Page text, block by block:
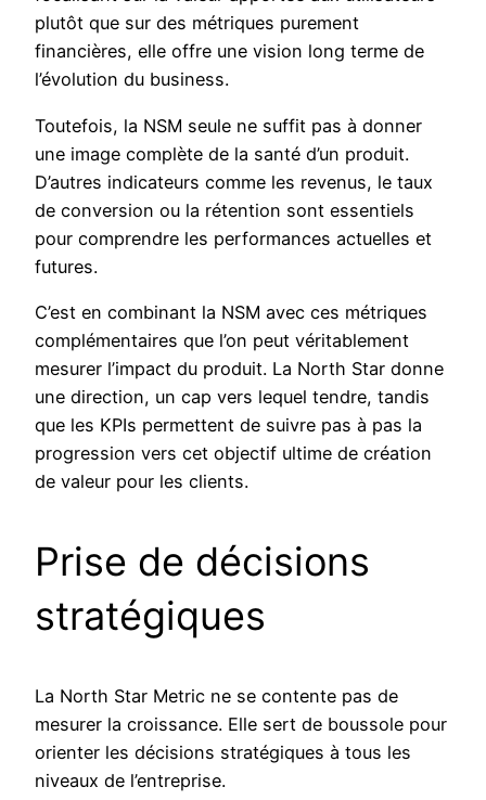
plutôt que sur des métriques purement
financières, elle offre une vision long terme de
l’évolution du business.
Toutefois, la NSM seule ne suffit pas à donner
une image complète de la santé d’un produit.
D’autres indicateurs comme les revenus, le taux
de conversion ou la rétention sont essentiels
pour comprendre les performances actuelles et
futures.
C’est en combinant la NSM avec ces métriques
complémentaires que l’on peut véritablement
mesurer l’impact du produit. La North Star donne
une direction, un cap vers lequel tendre, tandis
que les KPIs permettent de suivre pas à pas la
progression vers cet objectif ultime de création
de valeur pour les clients.
Prise de décisions
stratégiques
La North Star Metric ne se contente pas de
mesurer la croissance. Elle sert de boussole pour
orienter les décisions stratégiques à tous les
niveaux de l’entreprise.